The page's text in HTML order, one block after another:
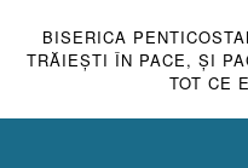
BISERICA
TRĂIEŞTI ÎN PACE, ŞI
TOT CE